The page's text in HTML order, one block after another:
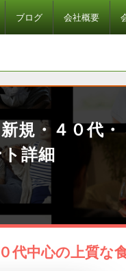
ブログ 会社概要
規・４０代
詳細
代中心の上質な